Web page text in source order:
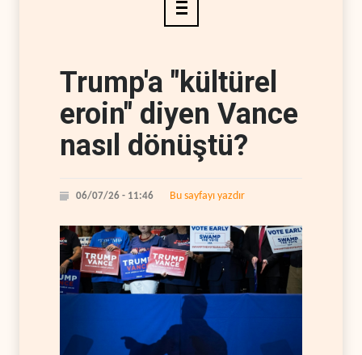
Trump'a "kültürel
eroin" diyen Vance
nasıl dönüştü?
06/07/26 - 11:46 Bu sayfayı yazdır